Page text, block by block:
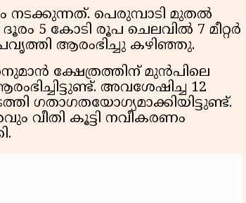
നടക്കുന്നത്. പെരുമ്പാടി മുതൽ
5 കോടി രൂപ ചെലവിൽ 7 മീറ്റർ
ആരംഭിച്ചു കഴിഞ്ഞു.
ക്ഷേത്രത്തിന് മുൻപിലെ
അവശേഷിച്ച 12
ഗതാഗതയോഗ്യമാക്കിയിട്ടുണ്ട്.
വീതി കൂട്ടി നവീകരണം